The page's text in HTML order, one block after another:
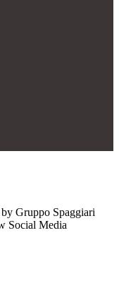
Gruppo Spaggiari
Social Media